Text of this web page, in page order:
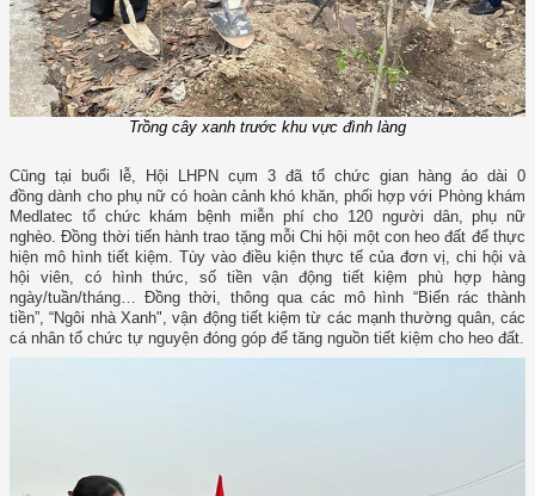
Trồng cây xanh trước khu vực đình làng
Cũng tại buổi lễ, Hội LHPN cụm 3 đã tổ chức gian hàng áo dài 0
đồng dành cho phụ nữ có hoàn cảnh khó khăn, phối hợp với Phòng khám
Medlatec tổ chức khám bệnh miễn phí cho 120 người dân, phụ nữ
nghèo. Đồng thời tiến hành trao tặng mỗi Chi hội một con heo đất để thực
hiện mô hình tiết kiệm. Tùy vào điều kiện thực tế của đơn vị, chi hội và
hội viên, có hình thức, số tiền vận động tiết kiệm phù hợp hàng
ngày/tuần/tháng… Đồng thời, thông qua các mô hình “Biến rác thành
tiền”, “Ngôi nhà Xanh", vận động tiết kiệm từ các mạnh thường quân, các
cá nhân tổ chức tự nguyện đóng góp để tăng nguồn tiết kiệm cho heo đất.